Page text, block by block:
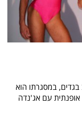
במסגרתו הוא
עם אג'נדה